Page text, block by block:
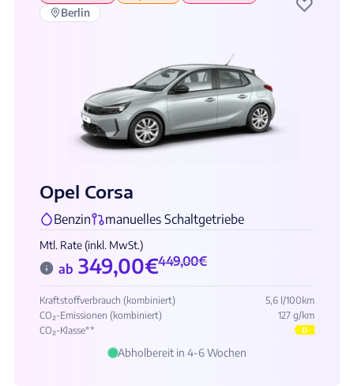
Berlin
Opel Corsa
Benzin manuelles Schaltgetriebe
Mtl. Rate (inkl. MwSt.)
ab 449,00€
349,00€
Kraftstoffverbrauch (kombiniert)
5,6 l/100km
CO₂-Emissionen (kombiniert)
127 g/km
CO₂-Klasse**
D
Abholbereit in 4-6 Wochen